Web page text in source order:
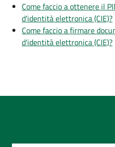
Come faccio a ottenere il
d'identità elettronica (CIE)?
Come faccio a firmare
d'identità elettronica (CIE)?